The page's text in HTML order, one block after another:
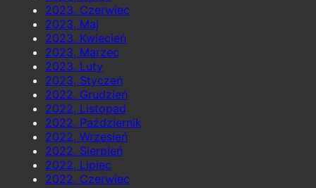
2023, Czerwiec
2023, Maj
2023, Kwiecień
2023, Marzec
2023, Luty
2023, Styczeń
2022, Grudzień
2022, Listopad
2022, Październik
2022, Wrzesień
2022, Sierpień
2022, Lipiec
2022, Czerwiec